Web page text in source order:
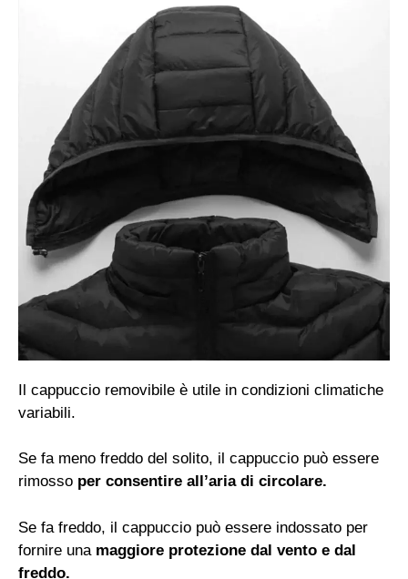
Il cappuccio removibile è utile in condizioni climatiche
variabili.
Se fa meno freddo del solito, il cappuccio può essere
rimosso per consentire all’aria di circolare.
Se fa freddo, il cappuccio può essere indossato per
fornire una maggiore protezione dal vento e dal
freddo.